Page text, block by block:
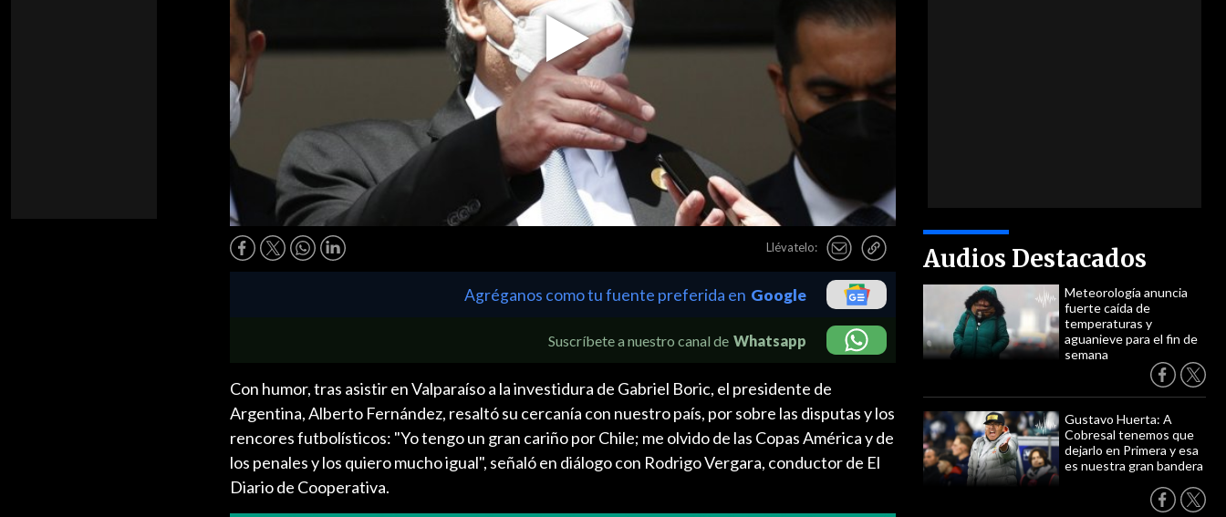
Video
Llévatelo: Audios Destacados
Meteorología anuncia
fuerte caída de
temperaturas y
aguanieve para el fin de
semana
Gustavo Huerta: A
Cobresal tenemos que
dejarlo en Primera y esa
es nuestra gran bandera
Agréganos como tu fuente preferida en Google
Suscríbete a nuestro canal de Whatsapp
Con humor, tras asistir en Valparaíso a la investidura de Gabriel Boric, el presidente de
Argentina, Alberto Fernández, resaltó su cercanía con nuestro país, por sobre las disputas y los
rencores futbolísticos: "Yo tengo un gran cariño por Chile; me olvido de las Copas América y de
los penales y los quiero mucho igual", señaló en diálogo con Rodrigo Vergara, conductor de El
Diario de Cooperativa.